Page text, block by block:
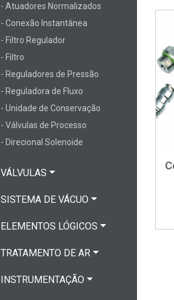
- Atuadores Normalizados
- Conexão Instantânea
- Filtro Regulador
- Filtro
- Reguladores de Pressão
- Reguladora de Fluxo
- Unidade de Conservação
- Válvulas de Processo
- Direcional Solenoide
VÁLVULAS
SISTEMA DE VÁCUO
ELEMENTOS LÓGICOS
TRATAMENTO DE AR
INSTRUMENTAÇÃO